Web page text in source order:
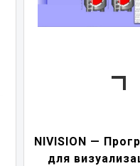
NIPOWER —